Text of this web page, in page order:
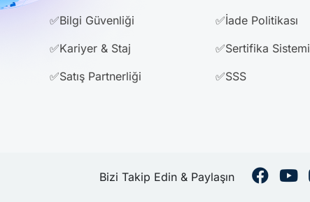
✅Bilgi Güvenliği
✅Kariyer & Staj
✅Satış Partnerliği
✅İade Politikası
✅Sertifika Sistemi
✅SSS
Bizi Takip Edin & Paylaşın